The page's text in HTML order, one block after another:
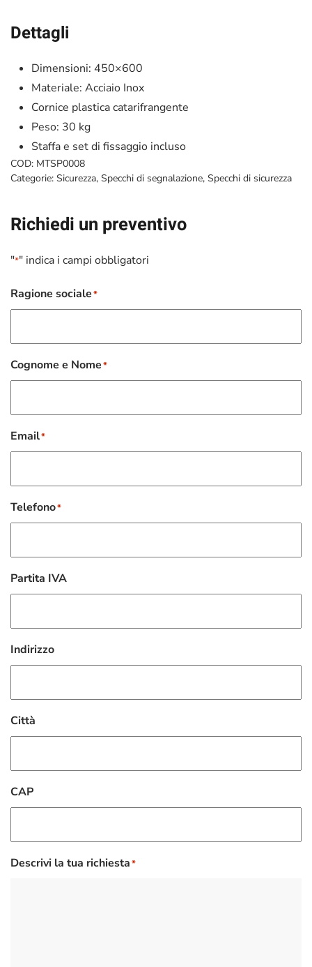
Dettagli
Dimensioni: 450×600
Materiale: Acciaio Inox
Cornice plastica catarifrangente
Peso: 30 kg
Staffa e set di fissaggio incluso
COD: MTSP0008
Categorie: Sicurezza, Specchi di segnalazione, Specchi di sicurezza
Richiedi un preventivo
"*" indica i campi obbligatori
Ragione sociale*
Cognome e Nome*
Email*
Telefono*
Partita IVA
Indirizzo
Città
CAP
Descrivi la tua richiesta*